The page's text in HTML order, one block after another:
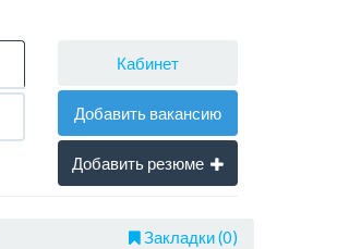
Кабинет
Добавить вакансию
Добавить резюме
Закладки (0)